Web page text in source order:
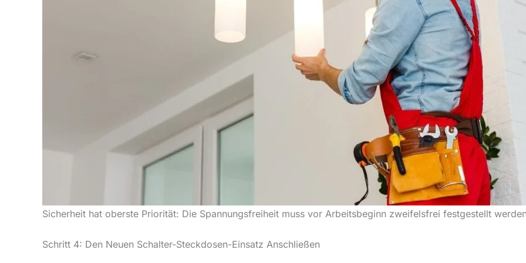
Sicherheit hat oberste Priorität: Die Spannungsfreiheit muss vor Arbeitsbeginn zweifelsfrei festgestellt
Schritt 4: Den Neuen Schalter-Steckdosen-Einsatz Anschließen